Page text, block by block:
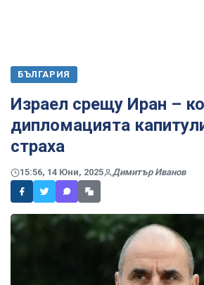
БЪЛГАРИЯ
Израел срещу Иран –
дипломацията
страха
15:56, 14 Юни, 2025 Димитър Иванов